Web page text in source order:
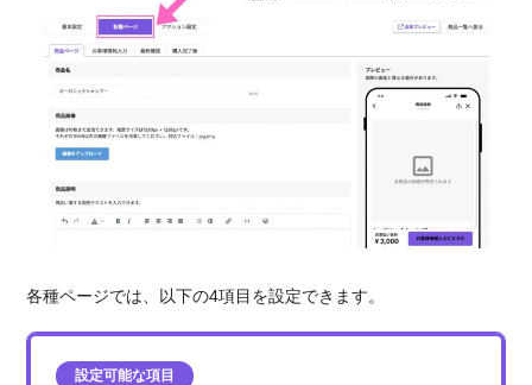
各種ページでは、以下の4項目を設定できます。
設定可能な項目